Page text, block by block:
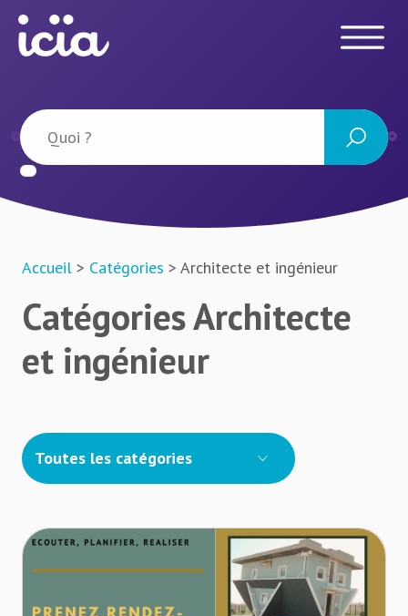
Accueil > Catégories > Architecte et ingénieur
Catégories Architecte
et ingénieur
Toutes les catégories